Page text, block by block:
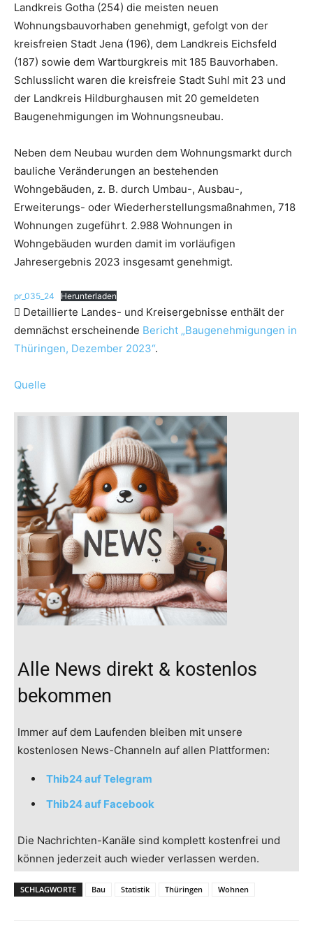
Landkreis Gotha (254) die meisten neuen
Wohnungsbauvorhaben genehmigt, gefolgt von der
kreisfreien Stadt Jena (196), dem Landkreis Eichsfeld
(187) sowie dem Wartburgkreis mit 185 Bauvorhaben.
Schlusslicht waren die kreisfreie Stadt Suhl mit 23 und
der Landkreis Hildburghausen mit 20 gemeldeten
Baugenehmigungen im Wohnungsneubau.
Neben dem Neubau wurden dem Wohnungsmarkt durch
bauliche Veränderungen an bestehenden
Wohngebäuden, z. B. durch Umbau-, Ausbau-,
Erweiterungs- oder Wiederherstellungsmaßnahmen, 718
Wohnungen zugeführt. 2.988 Wohnungen in
Wohngebäuden wurden damit im vorläufigen
Jahresergebnis 2023 insgesamt genehmigt.
pr_035_24 Herunterladen
 Detaillierte Landes- und Kreisergebnisse enthält der
demnächst erscheinende Bericht „Baugenehmigungen in
Thüringen, Dezember 2023“.
Quelle
Alle News direkt & kostenlos
bekommen
Immer auf dem Laufenden bleiben mit unsere
kostenlosen News-Channeln auf allen Plattformen:
Thib24 auf Telegram
Thib24 auf Facebook
Die Nachrichten-Kanäle sind komplett kostenfrei und
können jederzeit auch wieder verlassen werden.
SCHLAGWORTE Bau Statistik Thüringen Wohnen